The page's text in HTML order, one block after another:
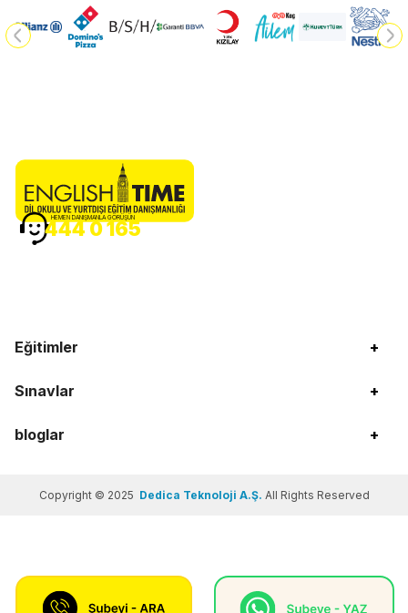
Eğitimler +
Sınavlar +
bloglar +
HEMEN DANIŞMANLA GÖRÜŞÜN
444 0 165
Copyright © 2025 Dedica Teknoloji A.Ş. All Rights Reserved